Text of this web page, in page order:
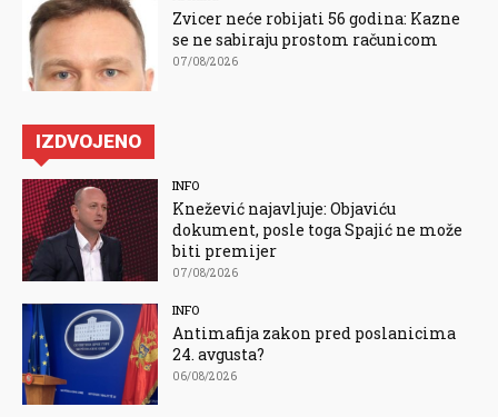
Zvicer neće robijati 56 godina: Kazne
se ne sabiraju prostom računicom
07/08/2026
IZDVOJENO
INFO
Knežević najavljuje: Objaviću
dokument, posle toga Spajić ne može
biti premijer
07/08/2026
INFO
Antimafija zakon pred poslanicima
24. avgusta?
06/08/2026